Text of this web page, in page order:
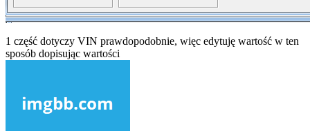
1 część dotyczy VIN prawdopodobnie, więc edytuję wartość w ten
sposób dopisując wartości